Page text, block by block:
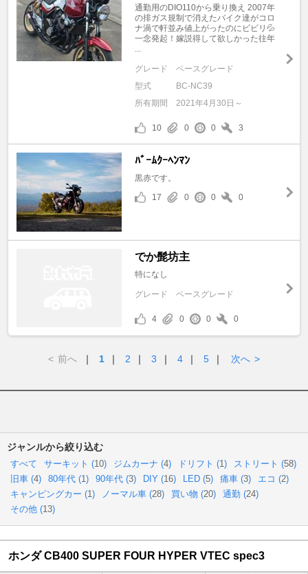
通勤用のDIO110から乗り換え 2007年
の排ガス規制で消えたバイク達がコロ
ナ渦で軒並み値上がったのにビビリ💦
一念発起！嫁説得して欲しかった往年
...
グレード
ベースグレード
型式
BC-NC39
所有期間
2021年4月30日～
10 0 0 3
ﾊﾞｰﾑｸｰﾍﾝﾏﾝ
黒赤です。
17
0 0 0
でか髭坊主
特になし
グレード ベースグレード
4 0 0 0
< 前へ ｜ 1 ｜ 2 ｜ 3 ｜ 4 ｜ 5 ｜ 次へ >
ジャンルから絞り込む
すべて サーキット (10) ジムカーナ (4) ドリフト (1) ストリート (58)
旧車 (4) 80年代 (1) 90年代 (3) DIY (16) LED (5) 痛車 (3) エコ (2)
キャンピングカー (1) ノーマル車 (28) 買い物 (20) 通勤 (24)
その他 (13)
ホンダ CB400 SUPER FOUR HYPER VTEC spec3